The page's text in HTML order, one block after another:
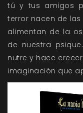
tú y tus amigos
terror nacen de
alimentan de la
de nuestra
nutre y hace
imaginación que